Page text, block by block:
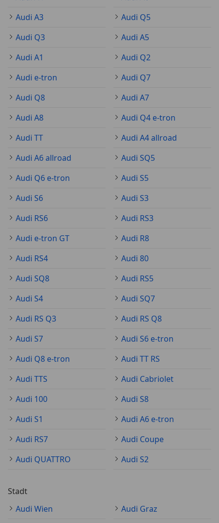
Audi A3
Audi Q5
Audi Q3
Audi A5
Audi A1
Audi Q2
Audi e-tron
Audi Q7
Audi Q8
Audi A7
Audi A8
Audi Q4 e-tron
Audi TT
Audi A4 allroad
Audi A6 allroad
Audi SQ5
Audi Q6 e-tron
Audi S5
Audi S6
Audi S3
Audi RS6
Audi RS3
Audi e-tron GT
Audi R8
Audi RS4
Audi 80
Audi SQ8
Audi RS5
Audi S4
Audi SQ7
Audi RS Q3
Audi RS Q8
Audi S7
Audi S6 e-tron
Audi Q8 e-tron
Audi TT RS
Audi TTS
Audi Cabriolet
Audi 100
Audi S8
Audi S1
Audi A6 e-tron
Audi RS7
Audi Coupe
Audi QUATTRO
Audi S2
Stadt
Audi Wien
Audi Graz